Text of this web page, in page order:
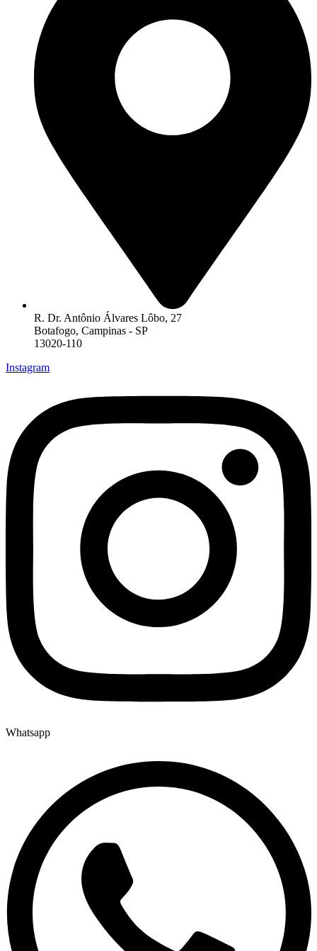
R. Dr. Antônio Álvares Lôbo, 27
Botafogo, Campinas - SP
13020-110
Instagram
Whatsapp